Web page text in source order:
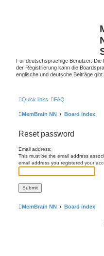
Für deutschsprachige Benutzer:
der Registrierung kann die
englische und deutsche Beiträge
Quick links FAQ
MemBrain NN Board index
Reset password
Email address:
This must be the email address
email address you registered your
MemBrain NN Board index